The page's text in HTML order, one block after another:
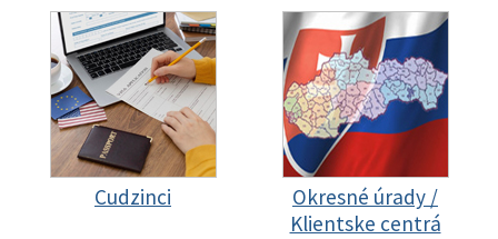
Cudzinci
Okresné úrady /
Klientske centrá